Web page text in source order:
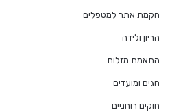
הקמת אתר למטפלים
הריון ולידה
התאמת מזלות
חגים ומועדים
חוקים רוחניים